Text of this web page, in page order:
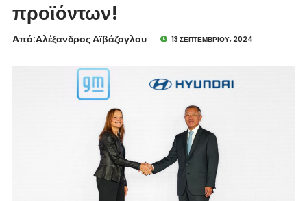
προϊόντων!
Από:Aλέξανδρος Αϊβάζογλου 13 ΣΕΠΤΕΜΒΡΊΟΥ, 2024